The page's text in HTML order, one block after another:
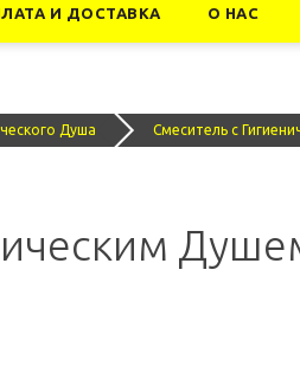
И ДОСТАВКА О НАС
Душа Смеситель с